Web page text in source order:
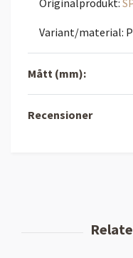
Variant/material:
Mått (mm):
Recensioner